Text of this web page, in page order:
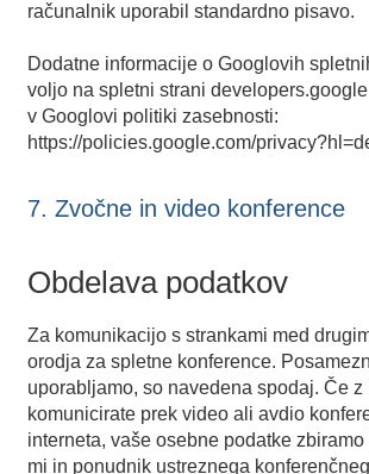
računalnik uporabil standardno pisavo.
Dodatne informacije o Googlovih
voljo na spletni strani
v Googlovi politiki zasebnosti:
https://policies.google.com/
7. Zvočne in video konference
Obdelava podatkov
Za komunikacijo s strankami med
orodja za spletne konference.
uporabljamo, so navedena spodaj. Če z
komunicirate prek video ali avdio
interneta, vaše osebne podatke
mi in ponudnik ustreznega